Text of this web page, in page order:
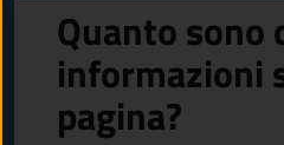
Quanto sono
informazioni
pagina?